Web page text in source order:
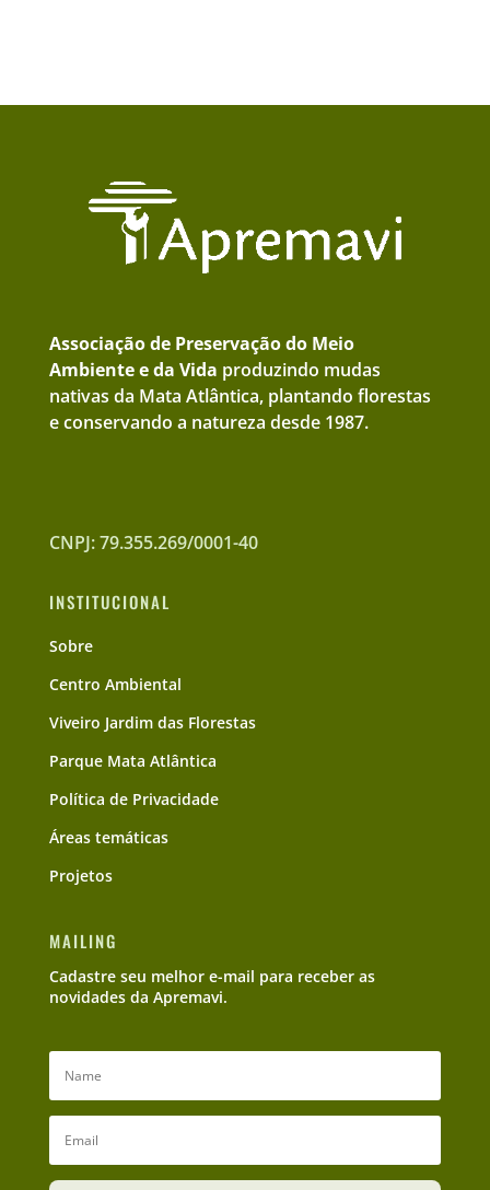
Associação de Preservação do Meio
Ambiente e da Vida produzindo mudas
nativas da Mata Atlântica, plantando florestas
e conservando a natureza desde 1987.
CNPJ: 79.355.269/0001-40
INSTITUCIONAL
Sobre
Centro Ambiental
Viveiro Jardim das Florestas
Parque Mata Atlântica
Política de Privacidade
Áreas temáticas
Projetos
MAILING
Cadastre seu melhor e-mail para receber as
novidades da Apremavi.